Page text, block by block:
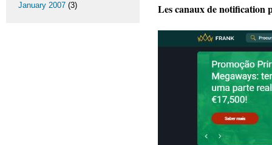
Les canaux de notification
January 2007 (3)